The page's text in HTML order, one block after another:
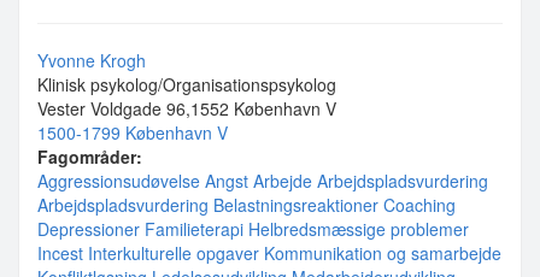
Yvonne Krogh
Klinisk psykolog/Organisationspsykolog
Vester Voldgade 96,1552 København V
1500-1799 København V
Fagområder:
Aggressionsudøvelse Angst Arbejde Arbejdspladsvurdering
Arbejdspladsvurdering Belastningsreaktioner Coaching
Depressioner Familieterapi Helbredsmæssige problemer
Incest Interkulturelle opgaver Kommunikation og samarbejde